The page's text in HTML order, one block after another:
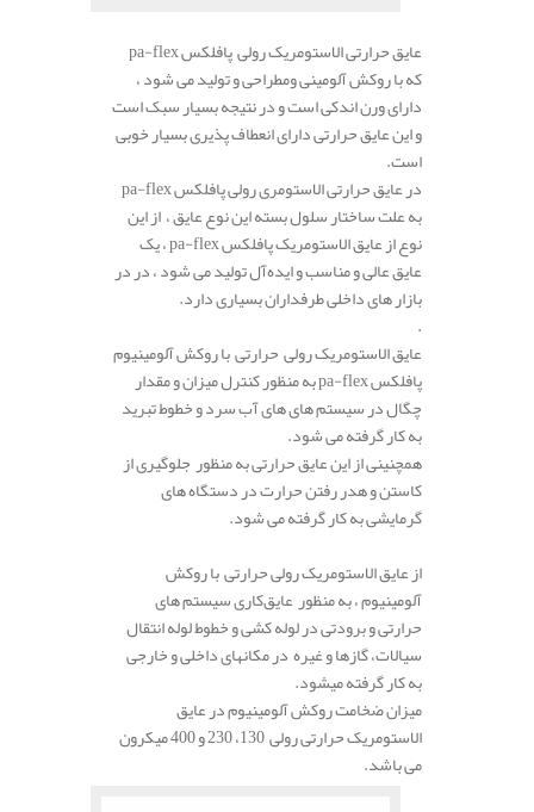
عایق حرارتی الاستومریک رولی پافلکس pa-flex
که با روکش آلومینی ومطراحی و تولید می شود ،
دارای ورن اندکی است و در نتیجه بسیار سبک است
و این عایق حرارتی دارای انعطاف پذیری بسیار خوبی
است.
در عایق حرارتی الاستومری رولی پافلکس pa-flex
به علت ساختار سلول بسته این نوع عایق ، از این
نوع از عایق الاستومریک پافلکس pa-flex ، یک
عایق عالی و مناسب و ایده‌آل تولید می شود ، در در
بازار های داخلی طرفداران بسیاری دارد.
.
عایق الاستومریک رولی حرارتی با روکش آلومینیوم
پافلکس pa-flex به منظور کنترل میزان و مقدار
چگال در سیستم های های آب سرد و خطوط تبرید
به کار گرفته می شود.
همچنینی از این عایق حرارتی به منظور جلوگیری از
کاستن و هدر رفتن حرارت در دستگاه های
گرمایشی به کار گرفته می شود.
از عایق الاستومریک رولی حرارتی با روکش
آلومینیوم ، به منظور عایق‌کاری سیستم های
حرارتی و برودتی در لوله کشی و خطوط لوله انتقال
سیالات، گازها و غیره در مکانهای داخلی و خارجی
به کار گرفته میشود.
میزان ضخامت روکش آلومینیوم در عایق
الاستومریک حرارتی رولی 130، 230 و 400 میکرون
می باشد.